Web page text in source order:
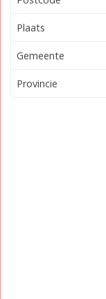
Plaats
Gemeente
Provincie